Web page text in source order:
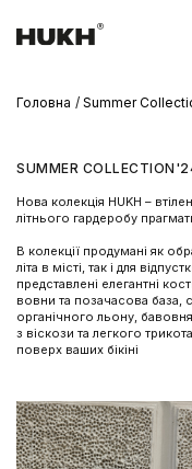
Головна Summer
SUMMER
Нова колекція HUKH –
літнього гардеробу
В колекції продумані як
літа в місті, так і для
представлені елегантні
вовни та позачасова база,
органічного льону,
з віскози та легкого
поверх ваших бікіні